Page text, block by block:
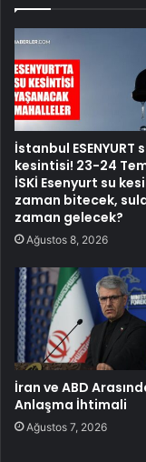
İstanbul ESENYURT
kesintisi! 23-24
İSKİ Esenyurt su
zaman bitecek,
zaman gelecek?
Ağustos 8, 2026
İran ve ABD
Anlaşma İhtimali
Ağustos 7, 2026